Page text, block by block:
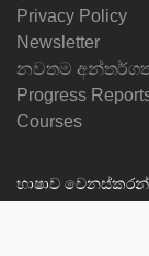
Privacy Policy
Newsletter
නවතම
Progress
Courses
භාෂාව